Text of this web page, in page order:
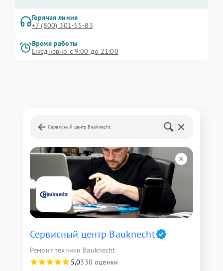
Горячая линия
+7 (800) 301-55-83
Время работы
Ежедневно с 9:00 до 21:00
Сервисный центр Bauknecht
Сервисный центр Bauknecht
Ремонт техники Bauknecht
5,0330 оценки